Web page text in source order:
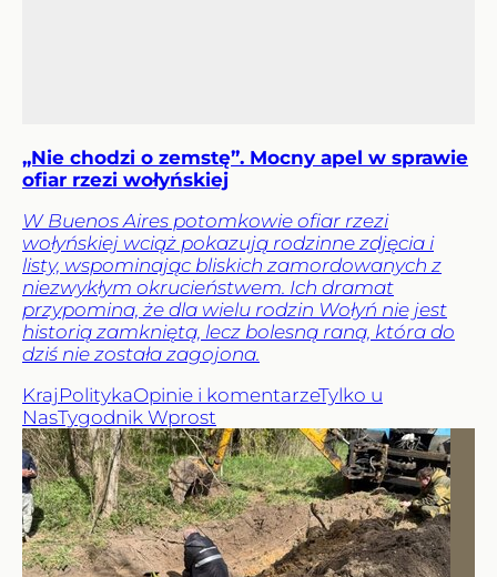
„Nie chodzi o zemstę”. Mocny apel w sprawie
ofiar rzezi wołyńskiej
W Buenos Aires potomkowie ofiar rzezi
wołyńskiej wciąż pokazują rodzinne zdjęcia i
listy, wspominając bliskich zamordowanych z
niezwykłym okrucieństwem. Ich dramat
przypomina, że dla wielu rodzin Wołyń nie jest
historią zamkniętą, lecz bolesną raną, która do
dziś nie została zagojona.
Kraj PolitykaOpinie i komentarzeTylko u
NasTygodnik Wprost